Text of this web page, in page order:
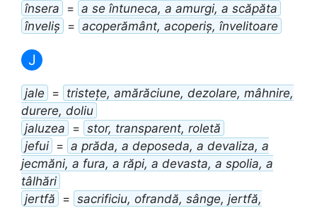
însera = a se întuneca, a amurgi, a scăpăta
înveliș = acoperământ, acoperiș, învelitoare
J
jale = tristețe, amărăciune, dezolare, mâhnire,
durere, doliu
jaluzea = stor, transparent, roletă
jefui = a prăda, a deposeda, a devaliza, a
jecmăni, a fura, a răpi, a devasta, a spolia, a
tâlhări
jertfă = sacrificiu, ofrandă, sânge, jertfă,